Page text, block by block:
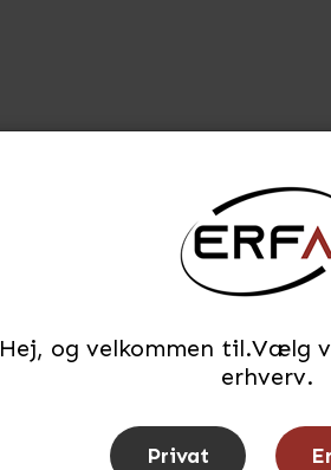
Hej, og velkommen til.Vælg
erhverv.
Privat